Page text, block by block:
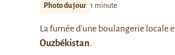
Photo du jour 1 minute
La fumée d’une boulangerie locale
Ouzbékistan.